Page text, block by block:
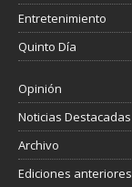
Entretenimiento
Quinto Día
Opinión
Noticias Destacadas
Archivo
Ediciones anteriores